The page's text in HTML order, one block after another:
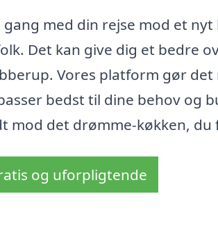
gang med din rejse mod et
Det kan give dig et bedre
Vores platform gør
bedst til dine behov og
mod det drømme-køkken, du
og uforpligtende